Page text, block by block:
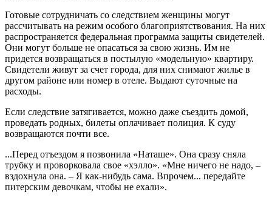
Готовые сотрудничать со следствием женщины могут
рассчитывать на режим особого благоприятствования. На них
распространяется федеральная программа защиты свидетелей.
Они могут больше не опасаться за свою жизнь. Им не
придется возвращаться в постылую «модельную» квартиру.
Свидетели живут за счет города, для них снимают жилье в
другом районе или номер в отеле. Выдают суточные на
расходы.
Если следствие затягивается, можно даже съездить домой,
проведать родных, билеты оплачивает полиция. К суду
возвращаются почти все.
...Перед отъездом я позвонила «Наташе». Она сразу сняла
трубку и проворковала свое «хэлло». «Мне ничего не надо, –
вздохнула она. – Я как-нибудь сама. Впрочем... передайте
питерским девочкам, чтобы не ехали».